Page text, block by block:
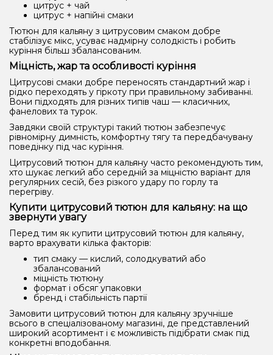
цитрус + чай
цитрус + напійні смаки
Тютюн для кальяну з цитрусовим смаком добре
стабілізує мікс, усуває надмірну солодкість і робить
куріння більш збалансованим.
Міцність, жар та особливості куріння
Цитрусові смаки добре переносять стандартний жар і
рідко переходять у гіркоту при правильному забиванні.
Вони підходять для різних типів чаш — класичних,
фанелових та турок.
Завдяки своїй структурі такий тютюн забезпечує
рівномірну димність, комфортну тягу та передбачувану
поведінку під час куріння.
Цитрусовий тютюн для кальяну часто рекомендують тим,
хто шукає легкий або середній за міцністю варіант для
регулярних сесій, без різкого удару по горлу та
перегріву.
Купити цитрусовий тютюн для кальяну: на що
звернути увагу
Перед тим як купити цитрусовий тютюн для кальяну,
варто врахувати кілька факторів:
тип смаку — кислий, солодкуватий або
збалансований
міцність тютюну
формат і обсяг упаковки
бренд і стабільність партії
Замовити цитрусовий тютюн для кальяну зручніше
всього в спеціалізованому магазині, де представлений
широкий асортимент і є можливість підібрати смак під
конкретні вподобання.